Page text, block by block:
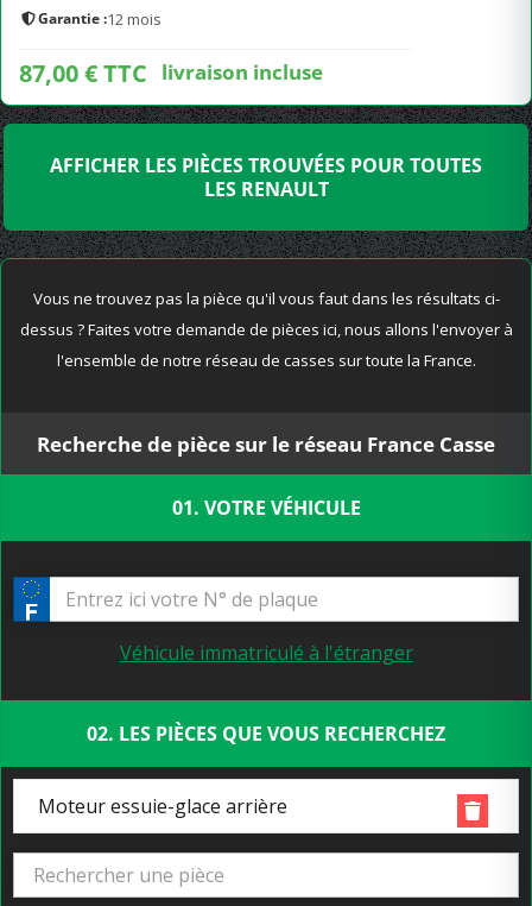
Garantie :12 mois
87,00 € TTC livraison incluse
AFFICHER LES PIÈCES TROUVÉES POUR TOUTES
LES RENAULT
Vous ne trouvez pas la pièce qu'il vous faut dans les résultats ci-
dessus ? Faites votre demande de pièces ici, nous allons l'envoyer à
l'ensemble de notre réseau de casses sur toute la France.
Recherche de pièce sur le réseau France Casse
01. VOTRE VÉHICULE
Véhicule immatriculé à l'étranger
02. LES PIÈCES QUE VOUS RECHERCHEZ
Moteur essuie-glace arrière